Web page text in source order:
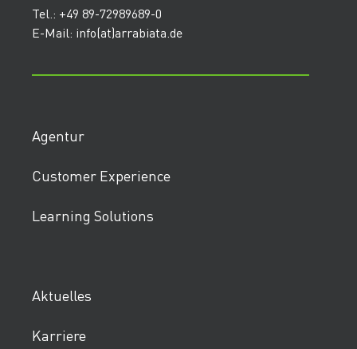
Tel.: +49 89-72989689-0
E-Mail: info(at)arrabiata.de
Agentur
Customer Experience
Learning Solutions
Aktuelles
Karriere